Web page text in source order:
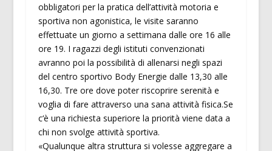
obbligatori per la pratica dell’attività motoria e
sportiva non agonistica, le visite saranno
effettuate un giorno a settimana dalle ore 16 alle
ore 19. I ragazzi degli istituti convenzionati
avranno poi la possibilità di allenarsi negli spazi
del centro sportivo Body Energie dalle 13,30 alle
16,30. Tre ore dove poter riscoprire serenità e
voglia di fare attraverso una sana attività fisica.Se
c‘è una richiesta superiore la priorità viene data a
chi non svolge attività sportiva.
«Qualunque altra struttura si volesse aggregare a